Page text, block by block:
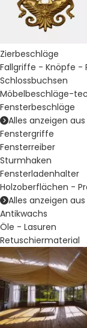
Zierbeschläge
Fallgriffe - Knöpfe -
Schlossbuchsen
Möbelbeschläge-
Fensterbeschläge
Alles anzeigen
Fenstergriffe
Fensterreiber
Sturmhaken
Fensterladenhalter
Holzoberflächen -
Alles anzeigen
Antikwachs
Öle - Lasuren
Retuschiermaterial